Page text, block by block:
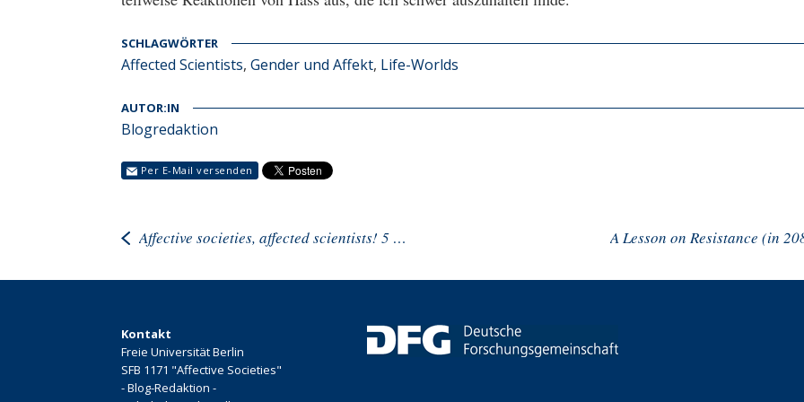
SCHLAGWÖRTER
Affected Scientists, Gender und Affekt, Life-Worlds
AUTOR:IN
Blogredaktion
Per E-Mail versenden
Affective societies, affected scientists! 5 questions to Alison Rooke A Lesson on Resistance (in
Kontakt
Freie Universität Berlin
SFB 1171 "Affective Societies"
- Blog-Redaktion -